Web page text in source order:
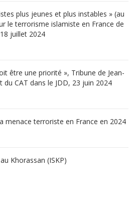
plus jeunes et plus instables » (au
le terrorisme islamiste en France de
juillet 2024
être une priorité », Tribune de Jean-
du CAT dans le JDD, 23 juin 2024
menace terroriste en France en 2024
Khorassan (ISKP)